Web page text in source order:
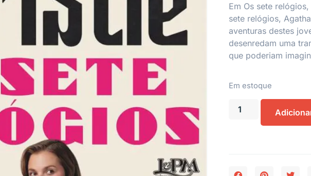
Em Os sete
sete relógios,
aventuras destes
desenredam uma
que poderiam
Em estoque